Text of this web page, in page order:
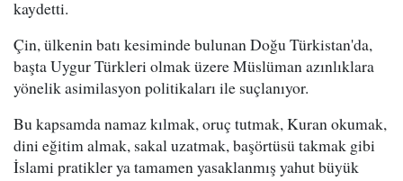
kaydetti.
Çin, ülkenin batı kesiminde bulunan Doğu Türkistan'da,
başta Uygur Türkleri olmak üzere Müslüman azınlıklara
yönelik asimilasyon politikaları ile suçlanıyor.
Bu kapsamda namaz kılmak, oruç tutmak, Kuran okumak,
dini eğitim almak, sakal uzatmak, başörtüsü takmak gibi
İslami pratikler ya tamamen yasaklanmış yahut büyük